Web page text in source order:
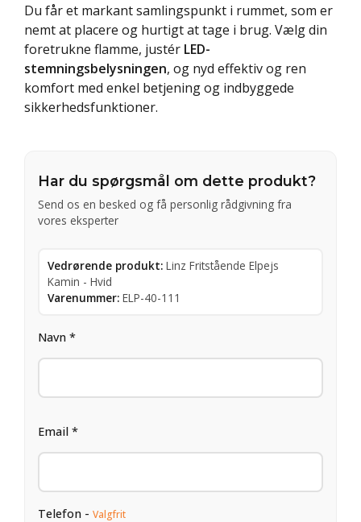
Du får et markant samlingspunkt i rummet, som er
nemt at placere og hurtigt at tage i brug. Vælg din
foretrukne flamme, justér LED-
stemningsbelysningen, og nyd effektiv og ren
komfort med enkel betjening og indbyggede
sikkerhedsfunktioner.
Har du spørgsmål om dette produkt?
Send os en besked og få personlig rådgivning fra
vores eksperter
Vedrørende produkt: Linz Fritstående Elpejs
Kamin - Hvid
Varenummer: ELP-40-111
Navn *
Email *
Telefon - Valgfrit